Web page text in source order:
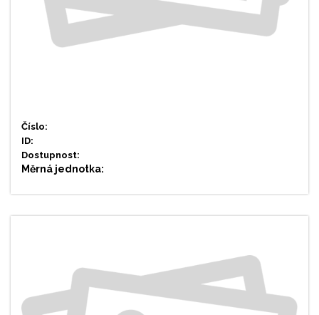
Číslo:
ID:
Dostupnost:
Měrná jednotka: